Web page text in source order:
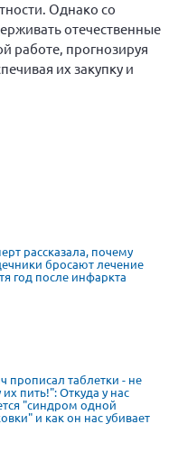
Однако со
отечественные
работе, прогнозируя
их закупку и
рассказала, почему
бросают лечение
год после инфаркта
прописал таблетки - не
их пить!": Откуда у нас
"синдром одной
и как он нас убивает